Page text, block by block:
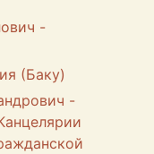
-
(Баку)
-